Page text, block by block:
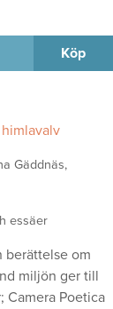
Köp
Gäddnäs,
essäer
berättelse om
miljön ger till
Camera Poetica